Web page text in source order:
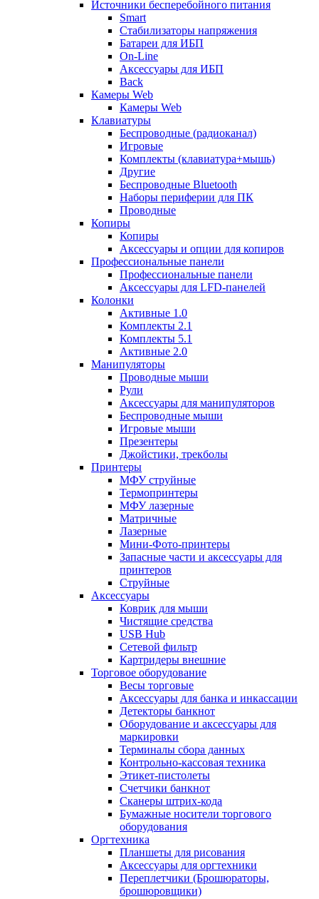
Источники бесперебойного питания
Smart
Стабилизаторы напряжения
Батареи для ИБП
On-Line
Аксессуары для ИБП
Back
Камеры Web
Камеры Web
Клавиатуры
Беспроводные (радиоканал)
Игровые
Комплекты (клавиатура+мышь)
Другие
Беспроводные Bluetooth
Наборы периферии для ПК
Проводные
Копиры
Копиры
Аксессуары и опции для копиров
Профессиональные панели
Профессиональные панели
Аксессуары для LFD-панелей
Колонки
Активные 1.0
Комплекты 2.1
Комплекты 5.1
Активные 2.0
Манипуляторы
Проводные мыши
Рули
Аксессуары для манипуляторов
Беспроводные мыши
Игровые мыши
Презентеры
Джойстики, трекболы
Принтеры
МФУ струйные
Термопринтеры
МФУ лазерные
Матричные
Лазерные
Мини-Фото-принтеры
Запасные части и аксессуары для
принтеров
Струйные
Аксессуары
Коврик для мыши
Чистящие средства
USB Hub
Сетевой фильтр
Картридеры внешние
Торговое оборудование
Весы торговые
Аксессуары для банка и инкассации
Детекторы банкнот
Оборудование и аксессуары для
маркировки
Терминалы сбора данных
Контрольно-кассовая техника
Этикет-пистолеты
Счетчики банкнот
Сканеры штрих-кода
Бумажные носители торгового
оборудования
Оргтехника
Планшеты для рисования
Аксессуары для оргтехники
Переплетчики (Брошюраторы,
брошюровщики)